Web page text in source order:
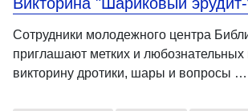
Сотрудники молодежного центра
приглашают метких и
викторину дротики, шары и вопросы …